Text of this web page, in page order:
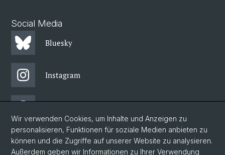
Social Media
Bluesky
Instagram
Facebook
Wir verwenden Cookies, um Inhalte und Anzeigen zu
personalisieren, Funktionen für soziale Medien anbieten zu
können und die Zugriffe auf unserer Website zu analysieren.
Außerdem geben wir Informationen zu Ihrer Verwendung